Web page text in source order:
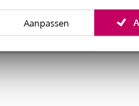
Aanpassen